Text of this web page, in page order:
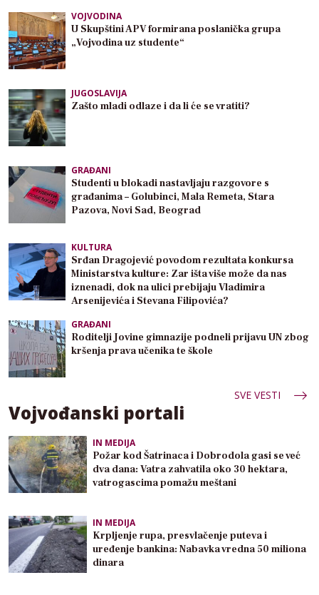
VOJVODINA
U Skupštini APV formirana poslanička grupa
„Vojvodina uz studente“
JUGOSLAVIJA
Zašto mladi odlaze i da li će se vratiti?
GRAĐANI
Studenti u blokadi nastavljaju razgovore s
građanima – Golubinci, Mala Remeta, Stara
Pazova, Novi Sad, Beograd
KULTURA
Srđan Dragojević povodom rezultata konkursa
Ministarstva kulture: Zar išta više može da nas
iznenadi, dok na ulici prebijaju Vladimira
Arsenijevića i Stevana Filipovića?
GRAĐANI
Roditelji Jovine gimnazije podneli prijavu UN zbog
kršenja prava učenika te škole
SVE VESTI
Vojvođanski portali
IN MEDIJA
Požar kod Šatrinaca i Dobrodola gasi se već
dva dana: Vatra zahvatila oko 30 hektara,
vatrogascima pomažu meštani
IN MEDIJA
Krpljenje rupa, presvlačenje puteva i
uređenje bankina: Nabavka vredna 50 miliona
dinara